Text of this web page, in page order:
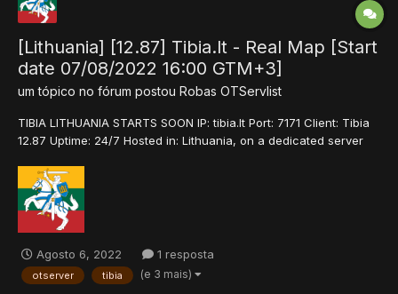
[Lithuania] [12.87] Tibia.lt - Real Map [Start
date 07/08/2022 16:00 GTM+3]
um tópico no fórum postou Robas OTServlist
TIBIA LITHUANIA STARTS SOON IP: tibia.lt Port: 7171 Client: Tibia
12.87 Uptime: 24/7 Hosted in: Lithuania, on a dedicated server
Exp rate: 10x Map: Real MAP. It contains all cities and que...
Agosto 6, 2022 1 resposta
otserver tibia (e 3 mais)